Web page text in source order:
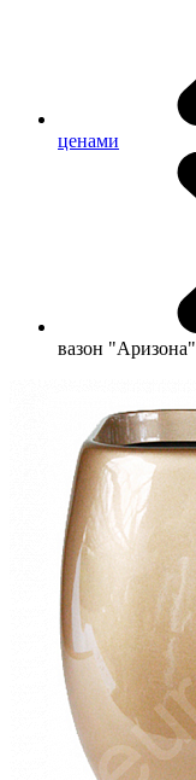
ценами
вазон "Аризона"